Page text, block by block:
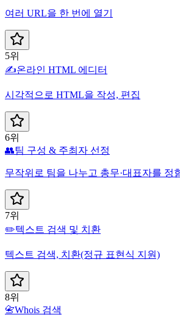
여러 URL을 한 번에 열기
5위
✍️온라인 HTML 에디터
시각적으로 HTML을 작성, 편집
6위
👥팀 구성 & 주최자 선정
무작위로 팀을 나누고 총무·대표자를 정
7위
✏️텍스트 검색 및 치환
텍스트 검색, 치환(정규 표현식 지원)
8위
📇Whois 검색